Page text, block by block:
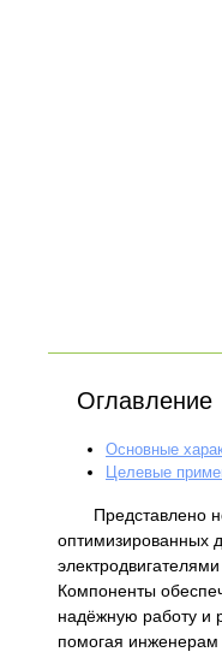
Оглавление
Основные
Целевые
Представлено
оптимизированных
Компоненты
надёжную работу и
помогая инженерам